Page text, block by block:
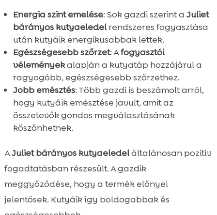
Energia szint emelése: Sok gazdi szerint a Juliet
bárányos kutyaeledelrendszeres fogyasztása
után kutyáik energikusabbak lettek.
Egészségesebb szőrzet: Afogyasztói
véleményekalapján a kutyatáp hozzájárul a
ragyogóbb, egészségesebb szőrzethez.
Jobb emésztés: Több gazdi is beszámolt arról,
hogy kutyáik emésztése javult, amit az
összetevők gondos megválasztásának
köszönhetnek.
AJuliet bárányos kutyaeledeláltalánosan pozitív
fogadtatásban részesült. A gazdik
meggyőződése, hogy a termék előnyei
jelentősek. Kutyáik így boldogabbak és